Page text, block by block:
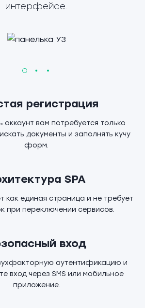
интерфейсе.
регистрация
аккаунт вам потребуется только
документы и заполнять кучу
форм.
SPA
как единая страница и не требует
при переключении сервисов.
вход
аутентификацию и
вход через SMS или мобильное
приложение.